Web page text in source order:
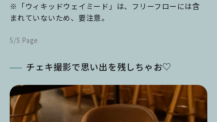
※「ウィキッドウェイミード」は、フリーフローには含
まれていないため、要注意。
5/5 Page
チェキ撮影で思い出を残しちゃお♡